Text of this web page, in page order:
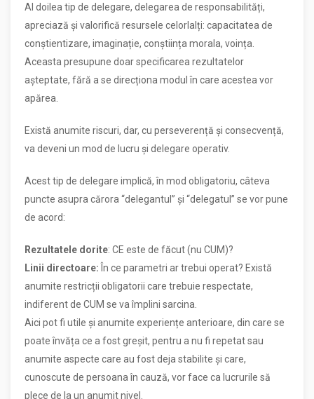
Al doilea tip de delegare, delegarea de responsabilități,
apreciază și valorifică resursele celorlalți: capacitatea de
conștientizare, imaginație, conștiința morala, voința.
Aceasta presupune doar specificarea rezultatelor
așteptate, fără a se direcționa modul în care acestea vor
apărea.
Există anumite riscuri, dar, cu perseverență și consecvență,
va deveni un mod de lucru și delegare operativ.
Acest tip de delegare implică, în mod obligatoriu, câteva
puncte asupra cărora “delegantul” și “delegatul” se vor pune
de acord:
Rezultatele dorite: CE este de făcut (nu CUM)?
Linii directoare: În ce parametri ar trebui operat? Există
anumite restricții obligatorii care trebuie respectate,
indiferent de CUM se va împlini sarcina.
Aici pot fi utile și anumite experiențe anterioare, din care se
poate învăța ce a fost greșit, pentru a nu fi repetat sau
anumite aspecte care au fost deja stabilite și care,
cunoscute de persoana în cauză, vor face ca lucrurile să
plece de la un anumit nivel.